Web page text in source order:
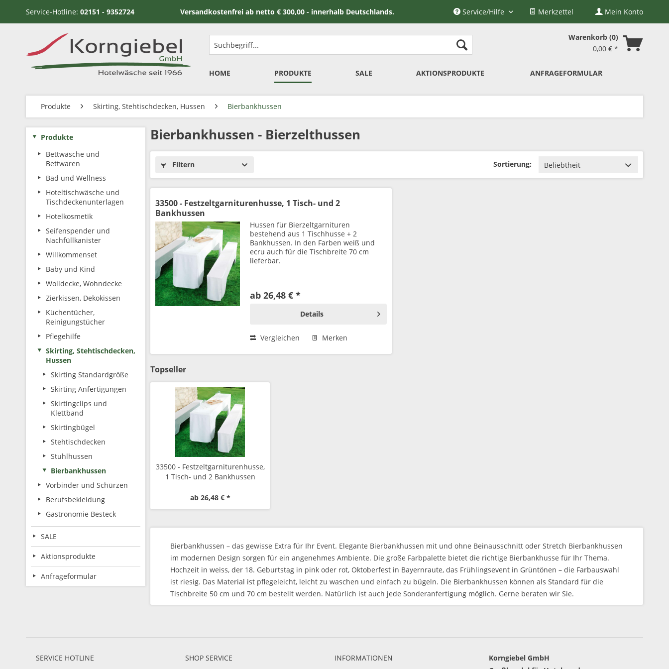
Service-Hotline: 02151 - 9352724 Versandkostenfrei ab netto € 300,00 - innerhalb Deutschlands. Merkzettel Mein Konto
Service/Hilfe
Warenkorb 0
0,00 € *
HOME PRODUKTE SALE AKTIONSPRODUKTE ANFRAGEFORMULAR
Produkte Skirting, Stehtischdecken, Hussen Bierbankhussen
Produkte
Bettwäsche und
Bettwaren
Bad und Wellness
Hoteltischwäsche und
Tischdeckenunterlagen
Hotelkosmetik
Seifenspender und
Nachfüllkanister
Willkommenset
Baby und Kind
Wolldecke, Wohndecke
Zierkissen, Dekokissen
Küchentücher,
Reinigungstücher
Pflegehilfe
Skirting, Stehtischdecken,
Hussen
Skirting Standardgröße
Skirting Anfertigungen
Skirtingclips und
Klettband
Skirtingbügel
Stehtischdecken
Stuhlhussen
Bierbankhussen
Vorbinder und Schürzen
Berufsbekleidung
Gastronomie Besteck
SALE
Aktionsprodukte
Anfrageformular
Bierbankhussen - Bierzelthussen
Filtern Sortierung:
33500 - Festzeltgarniturenhusse, 1 Tisch- und 2
Bankhussen
Hussen für Bierzeltgarnituren
bestehend aus 1 Tischhusse + 2
Bankhussen. In den Farben weiß und
ecru auch für die Tischbreite 70 cm
lieferbar.
ab 26,48 € *
Details
Vergleichen Merken
Topseller
33500 - Festzeltgarniturenhusse,
1 Tisch- und 2 Bankhussen
ab 26,48 € *
Bierbankhussen – das gewisse Extra für Ihr Event. Elegante Bierbankhussen mit und ohne Beinausschnitt oder Stretch Bierbankhussen
im modernen Design sorgen für ein angenehmes Ambiente. Die große Farbpalette bietet die richtige Bierbankhusse für Ihr Thema.
Hochzeit in weiss, der 18. Geburtstag in pink oder rot, Oktoberfest in Bayernraute, das Frühlingsevent in Grüntönen – die Farbauswahl
ist riesig. Das Material ist pflegeleicht, leicht zu waschen und einfach zu bügeln. Die Bierbankhussen können als Standard für die
Tischbreite 50 cm und 70 cm bestellt werden. Natürlich ist auch jede Sonderanfertigung möglich. Gerne beraten wir Sie.
SERVICE HOTLINE SHOP SERVICE INFORMATIONEN
Korngiebel GmbH